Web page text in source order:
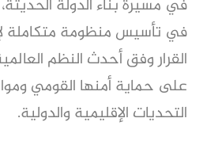
في مسيرة بناء الدولة
في تأسيس منظومة متكاملة
القرار وفق أحدث النظم
على حماية أمنها القومي
التحديات الإقليمية والدولية.